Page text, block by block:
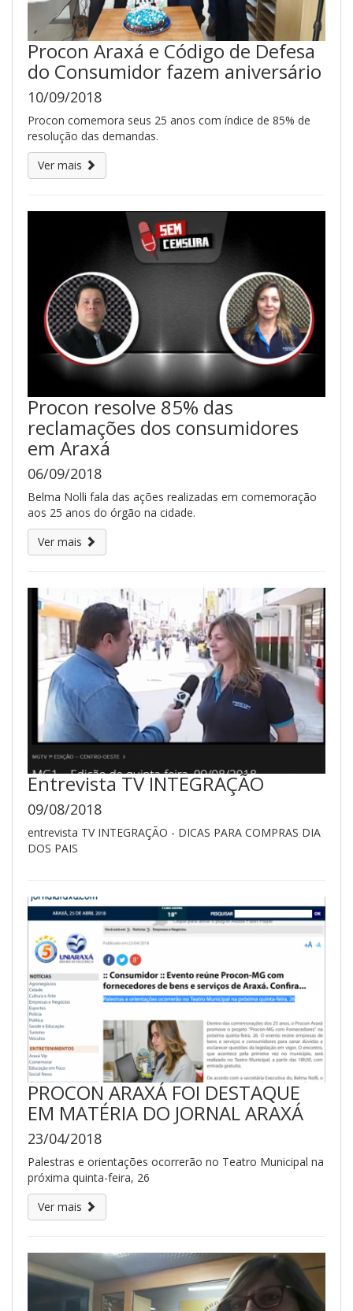
Procon Araxá e Código de Defesa
do Consumidor fazem aniversário
10/09/2018
Procon comemora seus 25 anos com índice de 85% de
resolução das demandas.
Ver mais
Procon resolve 85% das
reclamações dos consumidores
em Araxá
06/09/2018
Belma Nolli fala das ações realizadas em comemoração
aos 25 anos do órgão na cidade.
Ver mais
Entrevista TV INTEGRAÇÃO
09/08/2018
entrevista TV INTEGRAÇÃO - DICAS PARA COMPRAS DIA
DOS PAIS
PROCON ARAXÁ FOI DESTAQUE
EM MATÉRIA DO JORNAL ARAXÁ
23/04/2018
Palestras e orientações ocorrerão no Teatro Municipal na
próxima quinta-feira, 26
Ver mais